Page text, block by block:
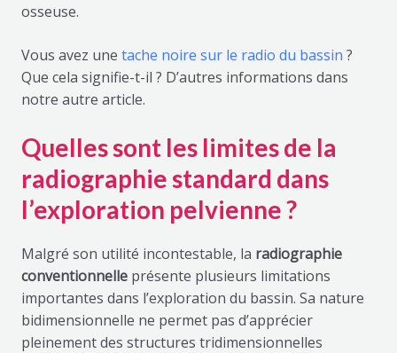
osseuse.
Vous avez une tache noire sur le radio du bassin ?
Que cela signifie-t-il ? D’autres informations dans
notre autre article.
Quelles sont les limites de la
radiographie standard dans
l’exploration pelvienne ?
Malgré son utilité incontestable, la radiographie
conventionnelleprésente plusieurs limitations
importantes dans l’exploration du bassin. Sa nature
bidimensionnelle ne permet pas d’apprécier
pleinement des structures tridimensionnelles